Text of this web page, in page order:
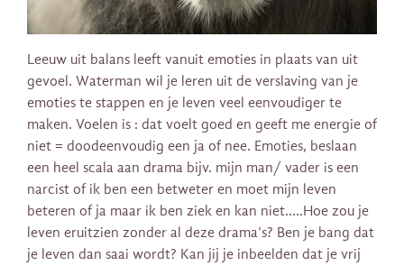
Leeuw uit balans leeft vanuit emoties in plaats van uit
gevoel. Waterman wil je leren uit de verslaving van je
emoties te stappen en je leven veel eenvoudiger te
maken. Voelen is : dat voelt goed en geeft me energie of
niet = doodeenvoudig een ja of nee. Emoties, beslaan
een heel scala aan drama bijv. mijn man/ vader is een
narcist of ik ben een betweter en moet mijn leven
beteren of ja maar ik ben ziek en kan niet…..Hoe zou je
leven eruitzien zonder al deze drama’s? Ben je bang dat
je leven dan saai wordt? Kan jij je inbeelden dat je vrij